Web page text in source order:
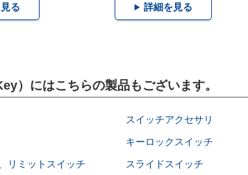
る 詳細を見る
）にはこちらの製品もございます。
スイッチアクセサリ
キーロックスイッチ
リミットスイッチ
スライドスイッチ